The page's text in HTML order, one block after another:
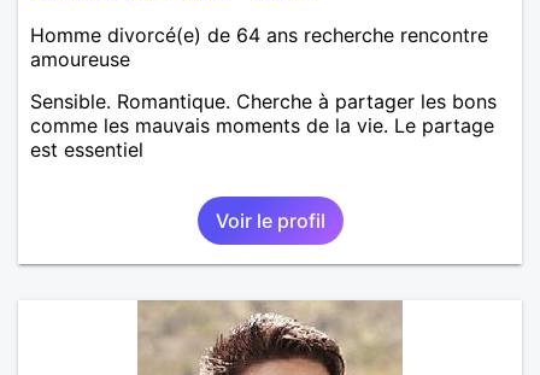
Homme divorcé(e) de 64 ans recherche rencontre
amoureuse
Sensible. Romantique. Cherche à partager les bons
comme les mauvais moments de la vie. Le partage
est essentiel
Voir le profil